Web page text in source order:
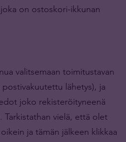
on ostoskori-ikkunan
valitsemaan toimitustavan
lähetys), ja
joko rekisteröityneenä
Tarkistathan vielä, että olet
ja tämän jälkeen klikkaa